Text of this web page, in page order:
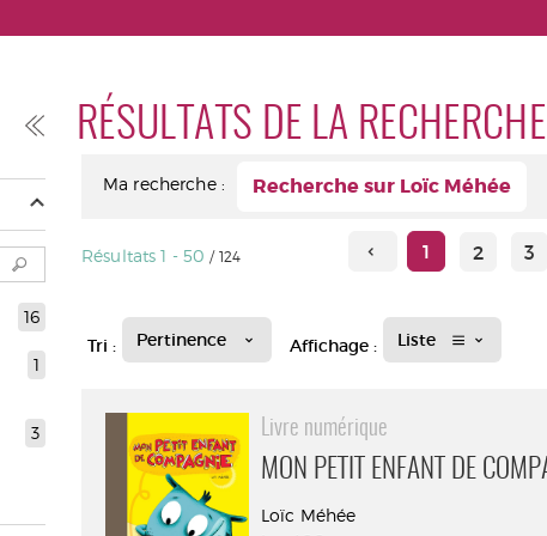
RÉSULTATS DE LA RECHERCHE
Ma recherche : Recherche sur Loïc Méhée
Résultats1 - 50 / 124 1 2 3
Tri : Pertinence Affichage : Liste
Livre numérique
MON PETIT ENFANT DE
Loïc Méhée
16
1
3